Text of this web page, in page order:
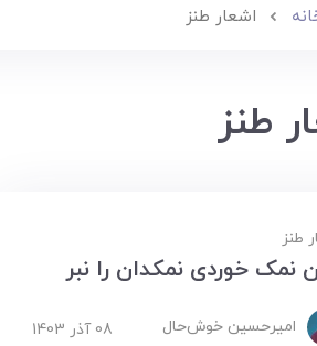
اشعار طنز
طنز
طنز
نمک خوردی نمکدان را نبر
امیرحسین ‌خوش‌حال 08 آذر 1403